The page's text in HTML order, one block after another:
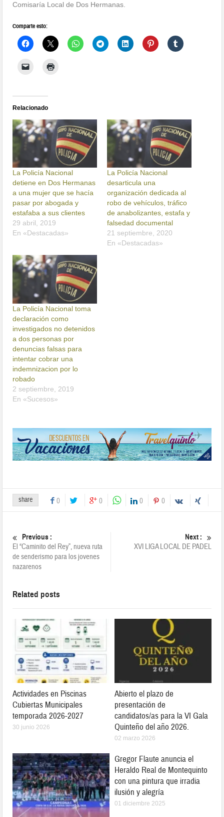
Comisaría Local de Dos Hermanas.
Comparte esto:
Relacionado
La Policía Nacional
detiene en Dos Hermanas
a una mujer que se hacía
pasar por abogada y
estafaba a sus clientes
29 abril, 2019
En «Destacadas»
La Policía Nacional
desarticula una
organización dedicada al
robo de vehículos, tráfico
de anabolizantes, estafa y
falsedad documental
21 septiembre, 2020
En «Destacadas»
La Policía Nacional toma
declaración como
investigados no detenidos
a dos personas por
denuncias falsas para
intentar cobrar una
indemnizacion por lo
robado
2 septiembre, 2019
En «Sucesos»
share 0 0 0 0
Previous :
El “Caminito del Rey”, nueva ruta
de senderismo para los jovenes
nazarenos
Next :
XVI LIGA LOCAL DE PADEL
Related posts
Actividades en Piscinas
Cubiertas Municipales
temporada 2026-2027
30 junio 2026
Abierto el plazo de
presentación de
candidatos/as para la VI Gala
Quinteño del año 2026.
02 marzo 2026
Gregor Flaute anuncia el
Heraldo Real de Montequinto
con una pintura que irradia
ilusión y alegría
01 diciembre 2025